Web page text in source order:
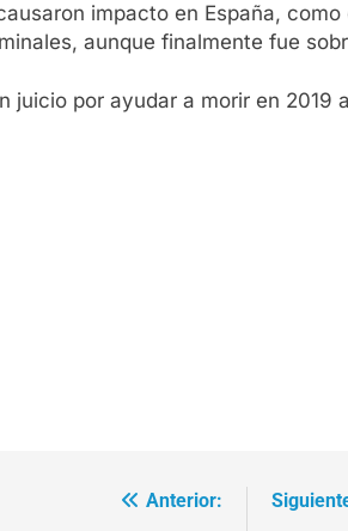
impacto en España,
aunque finalmente fue
juicio por ayudar a morir en 2019
Anterior: